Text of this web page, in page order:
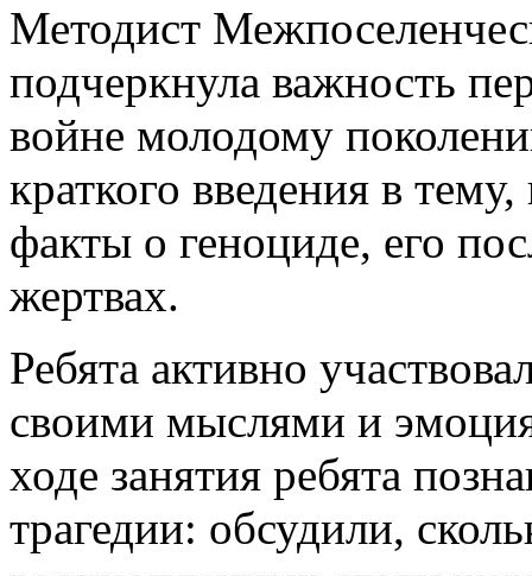
Методист
подчеркнула важность
войне молодому
краткого введения в
факты о геноциде, его
жертвах.
Ребята активно
своими мыслями и
ходе занятия ребята
трагедии: обсудили,